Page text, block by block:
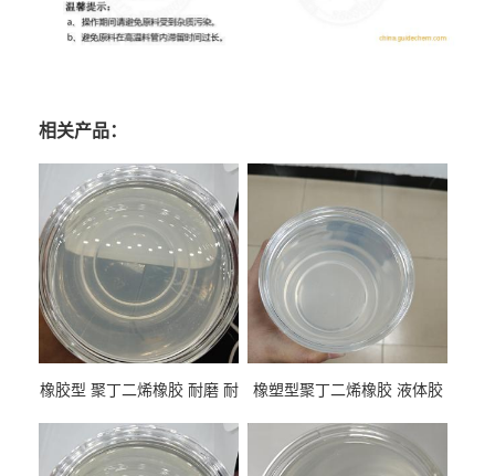
相关产品：
橡胶型 聚丁二烯橡胶 耐磨 耐
性
橡塑型聚丁二烯橡胶 液体胶
专用